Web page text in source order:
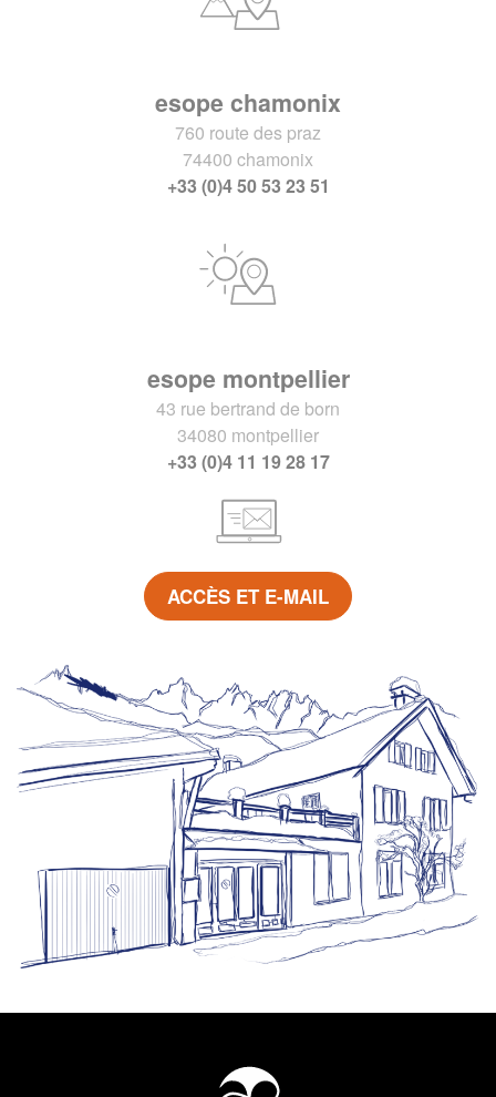
esope chamonix
760 route des praz
74400 chamonix
+33 (0)4 50 53 23 51
esope montpellier
43 rue bertrand de born
34080 montpellier
+33 (0)4 11 19 28 17
ACCÈS ET E-MAIL